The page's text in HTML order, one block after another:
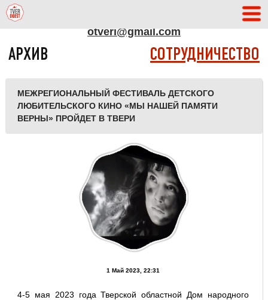
otveri@gmail.com
АРХИВ СОТРУДНИЧЕСТВО
МЕЖРЕГИОНАЛЬНЫЙ ФЕСТИВАЛЬ ДЕТСКОГО
ЛЮБИТЕЛЬСКОГО КИНО «МЫ НАШЕЙ ПАМЯТИ
ВЕРНЫ» ПРОЙДЕТ В ТВЕРИ
1 Май 2023, 22:31
4-5 мая 2023 года Тверской областной Дом народного